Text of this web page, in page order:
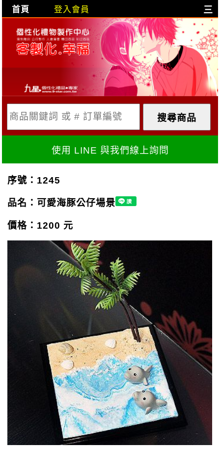
首頁 登入會員 三
購物車內容:
目前購物車是空的!
X
使用 LINE 與我們線上詢問